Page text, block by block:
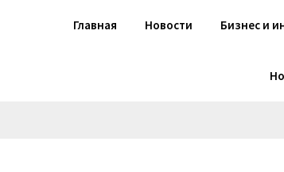
Главная Новости Бизнес и